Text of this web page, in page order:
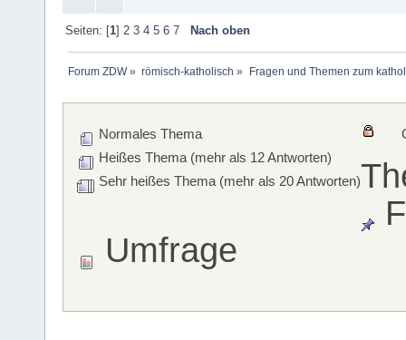
Seiten: [1] 2 3 4 5 6 7 Nach oben
Forum ZDW» römisch-katholisch » Fragen und Themen zum
Normales Thema
Heißes Thema (mehr als 12 Antworten)
Sehr heißes Thema (mehr als 20 Antworten)
Umfrage